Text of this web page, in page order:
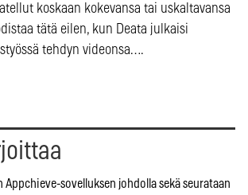
koskaan kokevansa tai uskaltavansa
tätä eilen, kun Deata julkaisi
tehdyn videonsa….
Appchieve-sovelluksen johdolla sekä seurataan